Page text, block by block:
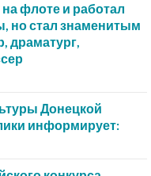
флоте и работал
но стал знаменитым
драматург,
Донецкой
информирует: